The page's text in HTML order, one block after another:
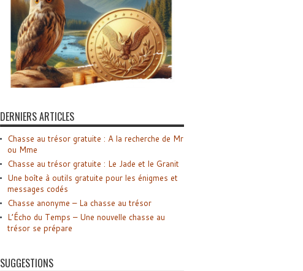
DERNIERS ARTICLES
Chasse au trésor gratuite : A la recherche de Mr
ou Mme
Chasse au trésor gratuite : Le Jade et le Granit
Une boîte à outils gratuite pour les énigmes et
messages codés
Chasse anonyme – La chasse au trésor
L’Écho du Temps – Une nouvelle chasse au
trésor se prépare
SUGGESTIONS